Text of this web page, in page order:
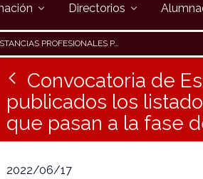
Directorios
LOS LISTADOS DE SOLICITUDES ADMITIDAS Y EXCLUIDAS QUE PASAN A LA FASE DE LA EVALUACIÓN
Convocatoria de
publicados los
que pasan a la fase
2022/06/17